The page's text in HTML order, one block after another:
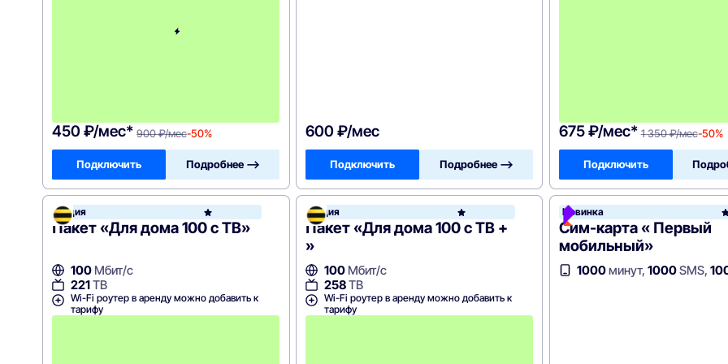
450 ₽/мес* 900 ₽/мес-50%
Подключить Подробнее —>
600 ₽/мес
Подключить Подробнее —>
675 ₽/мес* 1 350 ₽/мес-50%
Подключить
Акция Билайн
Пакет «Для дома 100 с ТВ»
100Мбит/с
221ТВ
Wi-Fi роутер в аренду можно добавить к
тарифу
Акция Билайн
Пакет «Для дома 100 с ТВ +
»
100Мбит/с
258ТВ
Wi-Fi роутер в аренду можно добавить к
тарифу
Новинка
Сим-карта « Первый
мобильный»
1000минут,1000SMS,